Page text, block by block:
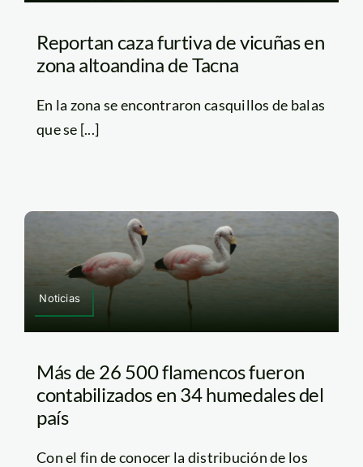
Reportan caza furtiva de vicuñas en
zona altoandina de Tacna
En la zona se encontraron casquillos de balas
que se [...]
Noticias
Más de 26 500 flamencos fueron
contabilizados en 34 humedales del
país
Con el fin de conocer la distribución de los